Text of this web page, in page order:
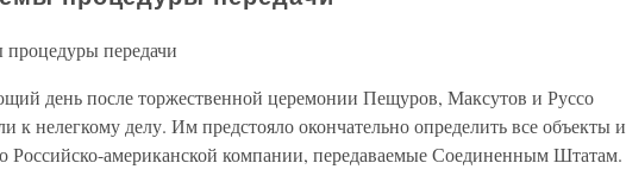
передачи
день после торжественной церемонии Пещуров, Максутов и Руссо
к нелегкому делу. Им предстояло окончательно определить все объекты и
Российско-американской компании, передаваемые Соединенным Штатам.